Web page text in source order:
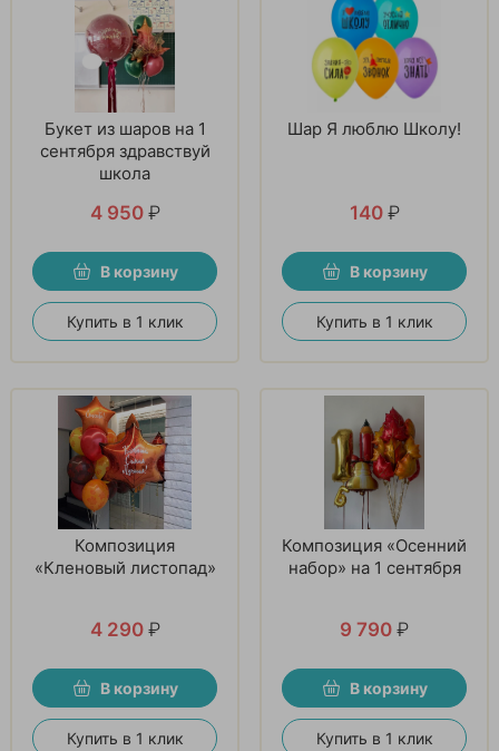
Букет из шаров на 1
сентября здравствуй
школа
4 950 ₽
В корзину
Купить в 1 клик
Шар Я люблю Школу!
140 ₽
В корзину
Купить в 1 клик
Композиция
«Кленовый листопад»
4 290 ₽
В корзину
Купить в 1 клик
Композиция «Осенний
набор» на 1 сентября
9 790 ₽
В корзину
Купить в 1 клик